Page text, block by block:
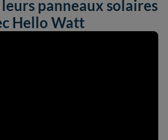
leurs panneaux solaires
Hello Watt